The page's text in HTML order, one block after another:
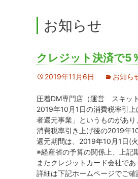
お知らせ
クレジット決済で5
2019年11月6日 お知ら
圧着DM専門店（運営 スキッ
2019年10月1日の消費税率引
者還元事業」というものがあり
消費税率引き上げ後の2019年
還元期間は、2019年10月1日(
※経産省の予算の関係上、上記
またクレジットカード会社で
詳細は下記ホームページでご確